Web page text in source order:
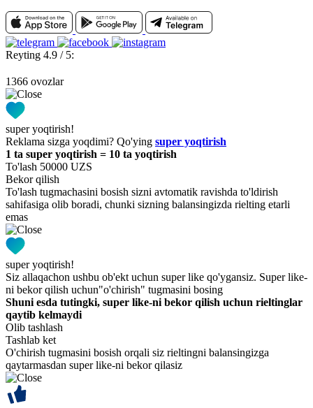
Reyting 4.9 / 5:
1366 ovozlar
super yoqtirish!
Reklama sizga yoqdimi? Qo'ying super yoqtirish
1 ta super yoqtirish = 10 ta yoqtirish
To'lash 50000 UZS
Bekor qilish
To'lash tugmachasini bosish sizni avtomatik ravishda to'ldirish
sahifasiga olib boradi, chunki sizning balansingizda rielting etarli
emas
super yoqtirish!
Siz allaqachon ushbu ob'ekt uchun super like qo'ygansiz. Super like-
ni bekor qilish uchun"o'chirish" tugmasini bosing
Shuni esda tutingki, super like-ni bekor qilish uchun rieltinglar
qaytib kelmaydi
Olib tashlash
Tashlab ket
O'chirish tugmasini bosish orqali siz rieltingni balansingizga
qaytarmasdan super like-ni bekor qilasiz